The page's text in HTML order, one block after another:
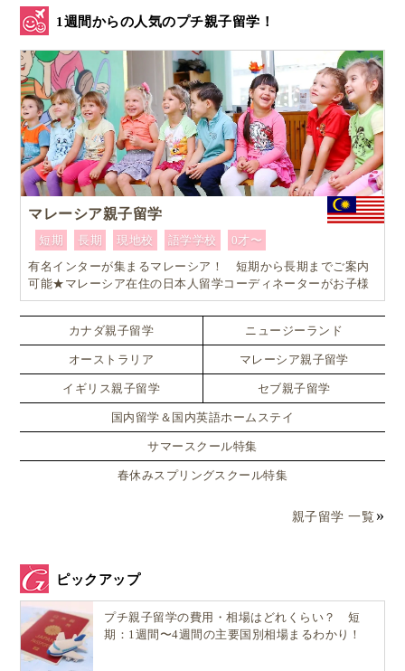
1週間からの人気のプチ親子留学！
マレーシア親子留学
短期 長期 現地校 語学学校
0才〜
有名インターが集まるマレーシア！ 短期から長期までご案内
可能★マレーシア在住の日本人留学コーディネーターがお子様
お一人おひとりに合ったワンランク上のマレーシア親子留学を
カスタマイズ
カナダ親子留学
ニュージーランド
オーストラリア マレーシア親子留学
イギリス親子留学 セブ親子留学
国内留学＆国内英語ホームステイ
サマースクール特集
春休みスプリングスクール特集
親子留学 一覧
ピックアップ
プチ親子留学の費用・相場はどれくらい？ 短
期：1週間〜4週間の主要国別相場まるわかり！